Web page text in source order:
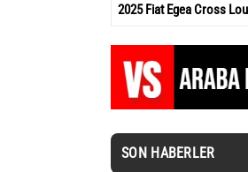
2025 Fiat Egea Cross
SON HABERLER